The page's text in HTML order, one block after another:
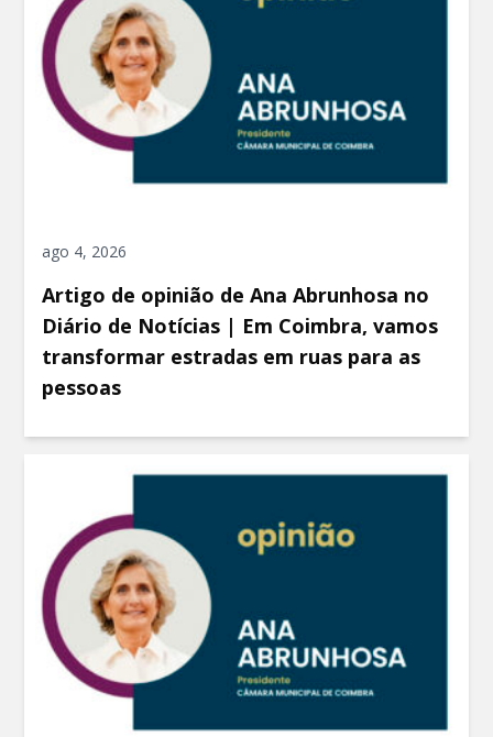
ago 4, 2026
Artigo de opinião de Ana Abrunhosa no
Diário de Notícias | Em Coimbra, vamos
transformar estradas em ruas para as
pessoas